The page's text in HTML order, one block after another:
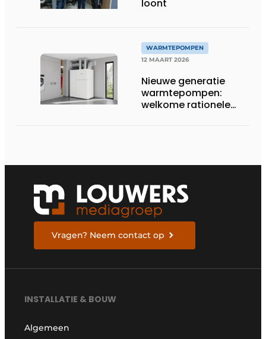
loont
WARMTEPOMPEN
12 MAART 2026
Nieuwe generatie
warmtepompen:
welkome rationele
Vragen? Neem contact op
INSTALLATIE & BOUW
Algemeen